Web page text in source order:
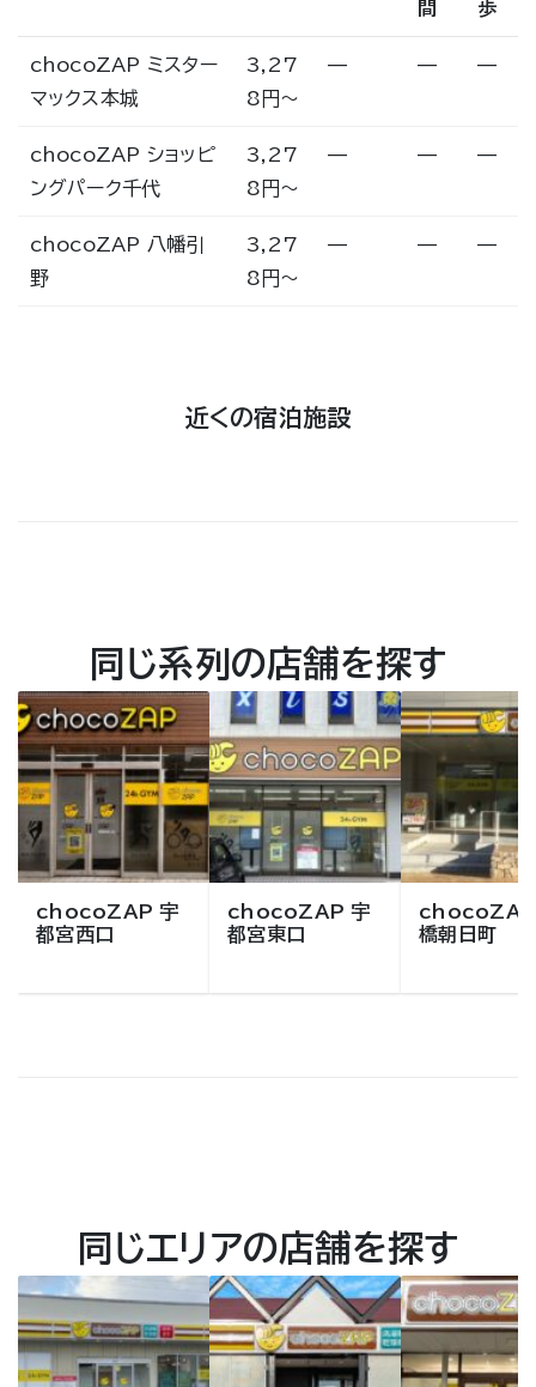
間 歩
chocoZAP ミスター
マックス本城
3,27
8円〜
— — —
chocoZAP ショッピ
ングパーク千代
3,27
8円〜
— — —
chocoZAP 八幡引
野
3,27
8円〜
— — —
近くの宿泊施設
同じ系列の店舗を探す
chocoZAP 宇
都宮西口
chocoZAP 宇
都宮東口
chocoZAP
橋朝日町
同じエリアの店舗を探す